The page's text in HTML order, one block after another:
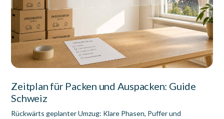
Zeitplan für Packen und Auspacken: Guide
Schweiz
Rückwärts geplanter Umzug: Klare Phasen, Puffer und